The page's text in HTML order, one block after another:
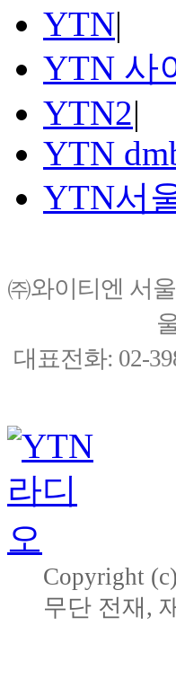
YTN|
YTN 사
YTN2|
YTN
YTN서
㈜와이티엔 서
대표전화: 02-
Copyright
무단 전재,